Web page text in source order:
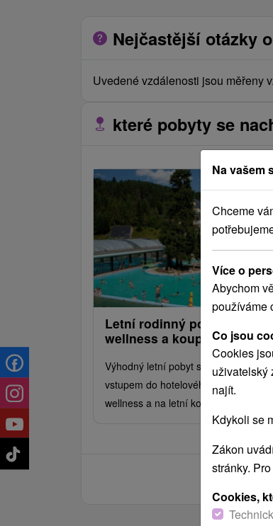
Nejčastější otázky
Uvedené vzdálenosti jsou měřeny
které pobyty se
Letní rodinný pobyt v
wellness a koupalištěm
Výhodný letní pobyt s polopenzí a
vstupem do hotelového minerálního
wellness a na letní koupaliště.
Na vašem
Chceme
Více o
Abychom
používáme
Co jsou
Cookies
uživatelský
najít.
Kdykoli se
Zákon
stránky.
Cookies,